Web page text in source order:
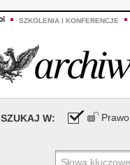
SZKOLENIA I KONFERENCJE
SZUKAJ W: Prawo